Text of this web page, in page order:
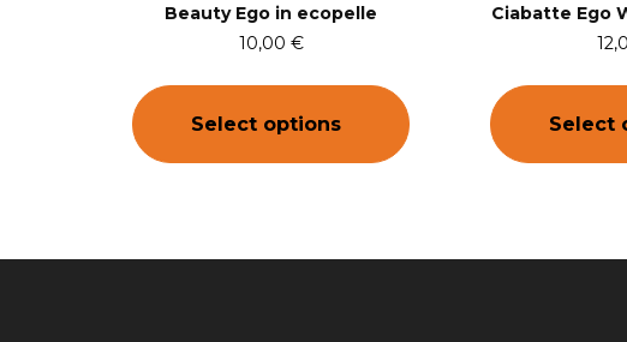
Beauty Ego in ecopelle
10,00 €
Select options
Ciabatte Ego
Select